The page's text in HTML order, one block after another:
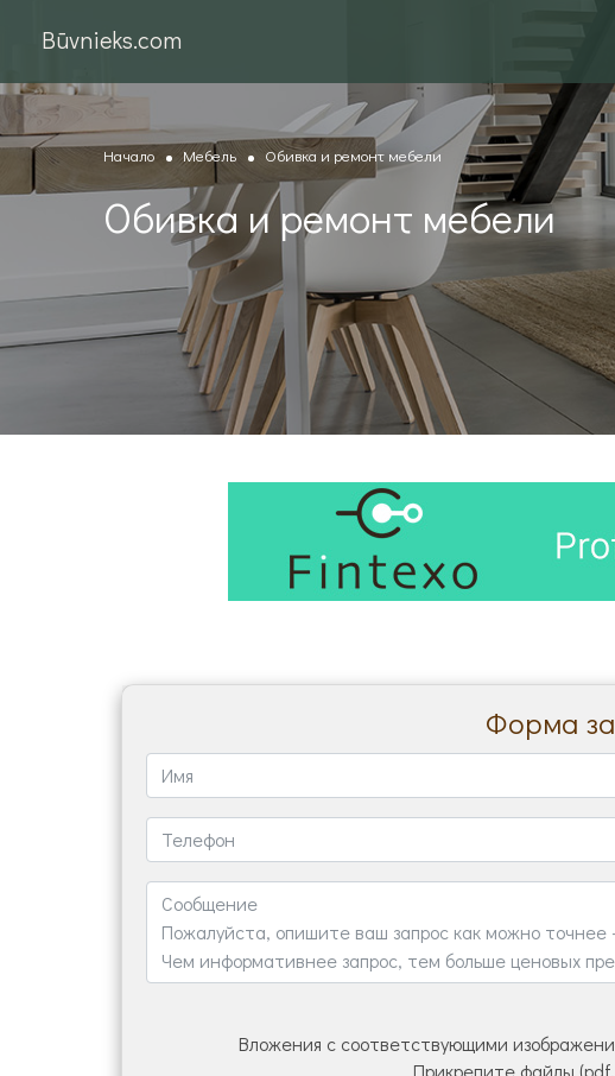
Būvnieks.com
Начало Мебель Обивка и ремонт мебели
Обивка и ремонт мебели
Форма
Вложения с соответствующими
Прикрепите файлы